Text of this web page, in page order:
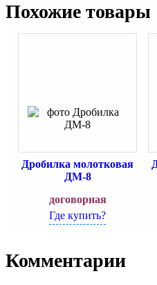
Похожие товары
Дробилка молотковая
ДМ-8
договорная
Где купить?
Комментарии